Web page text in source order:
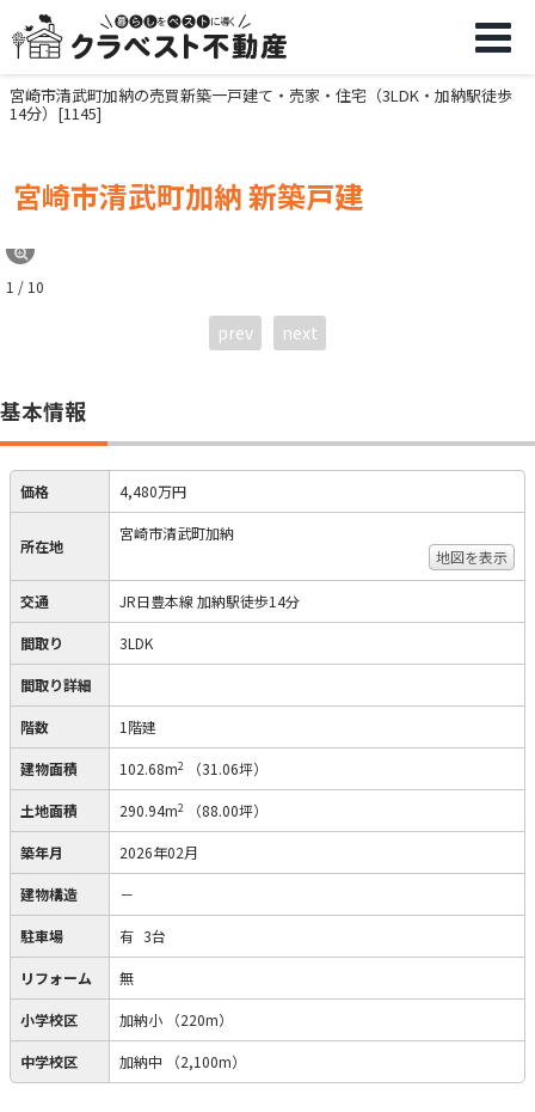
宮崎市清武町加納の売買新築一戸建て・売家・住宅（3LDK・加納駅徒歩
14分）[1145]
宮崎市清武町加納 新築戸建
1 / 10
prev next
基本情報
価格 4,480万円
所在地
宮崎市清武町加納
地図を表示
交通 JR日豊本線 加納駅徒歩14分
間取り 3LDK
間取り詳細
階数 1階建
建物面積 102.68m2 （31.06坪）
土地面積 290.94m2 （88.00坪）
築年月 2026年02月
建物構造 －
駐車場 有 3台
リフォーム 無
小学校区 加納小 （220m）
中学校区 加納中 （2,100m）